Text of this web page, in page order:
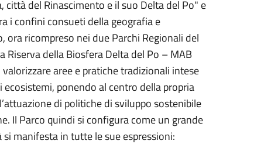
del Rinascimento e il suo Delta del Po" e
i confini consueti della geografia e
ricompreso nei due Parchi Regionali del
della Biosfera Delta del Po – MAB
aree e pratiche tradizionali intese
ponendo al centro della propria
di politiche di sviluppo sostenibile
Il Parco quindi si configura come un grande
manifesta in tutte le sue espressioni: